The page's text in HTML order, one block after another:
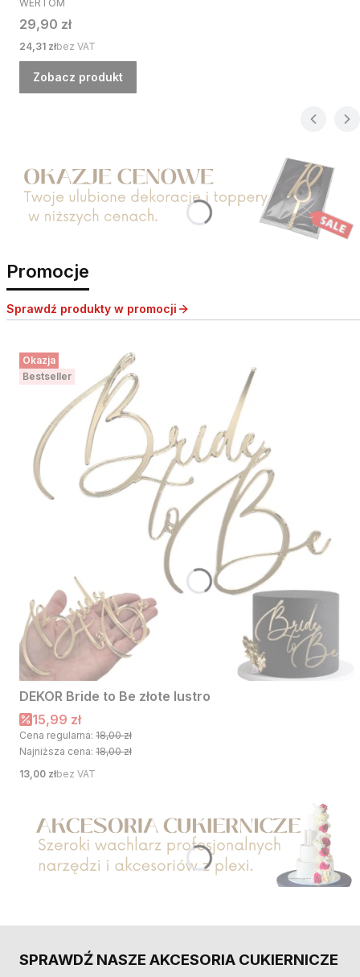
WERTOM
Cena
29,90 zł
Cena
24,31 złbez VAT
Zobacz produkt
Promocje
Sprawdź produkty w promocji
Okazja
Bestseller
DEKOR Bride to Be złote lustro
Cena promocyjna
15,99 zł
Cena regularna: 18,00 zł
Najniższa cena: 18,00 zł
Cena
13,00 złbez VAT
SPRAWDŹ NASZE AKCESORIA CUKIERNICZE